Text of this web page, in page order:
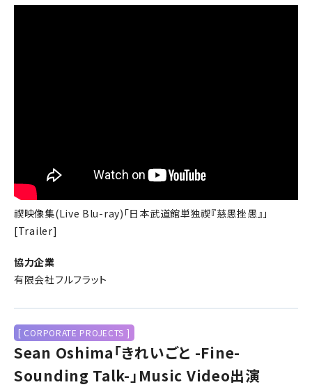
禊映像集(Live Blu-ray)「日本武道館単独禊『慈愚挫愚』」
[Trailer]
協力企業
有限会社フルフラット
[ CORPORATE PROJECTS ]
Sean Oshima「きれいごと -Fine-
Sounding Talk-」Music Video出演